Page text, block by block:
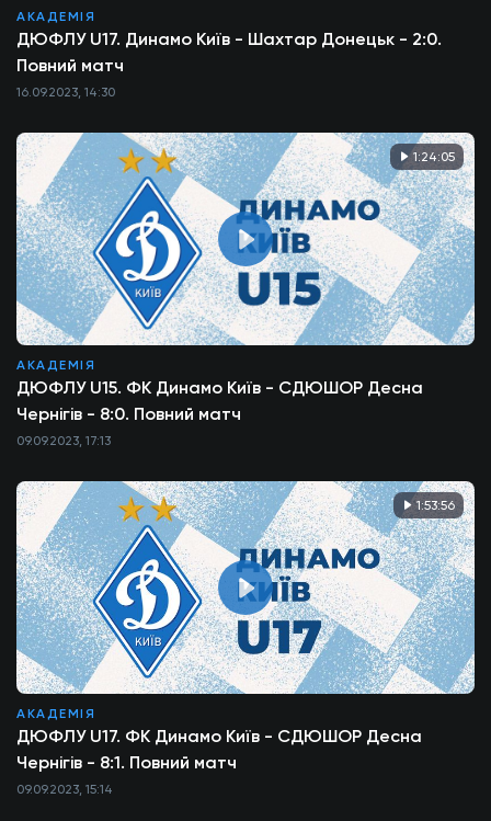
АКАДЕМІЯ
ДЮФЛУ U17. Динамо Київ - Шахтар Донецьк - 2:0.
Повний матч
16.09.2023, 14:30
1:24:05
АКАДЕМІЯ
ДЮФЛУ U15. ФК Динамо Київ - СДЮШОР Десна
Чернігів - 8:0. Повний матч
09.09.2023, 17:13
1:53:56
АКАДЕМІЯ
ДЮФЛУ U17. ФК Динамо Київ - СДЮШОР Десна
Чернігів - 8:1. Повний матч
09.09.2023, 15:14